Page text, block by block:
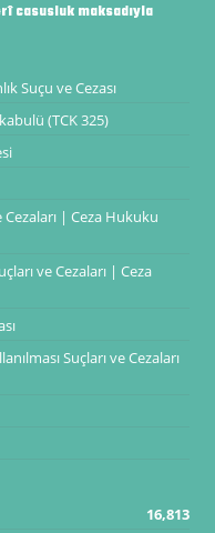
casusluk maksadıyla
Suçu ve Cezası
(TCK 325)
| Ceza Hukuku
ve Cezaları | Ceza
Suçları ve Cezaları
16,813